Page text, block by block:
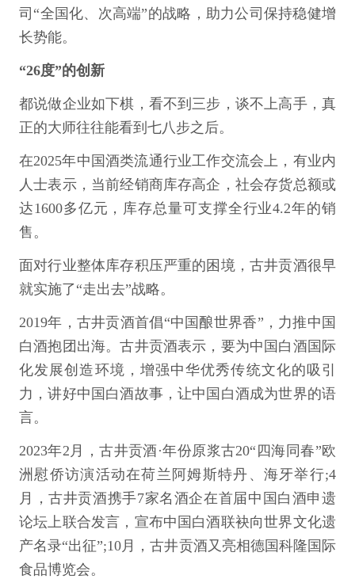
司“全国化、次高端”的战略，助力公司保持稳健增
长势能。
“26度”的创新
都说做企业如下棋，看不到三步，谈不上高手，真
正的大师往往能看到七八步之后。
在2025年中国酒类流通行业工作交流会上，有业内
人士表示，当前经销商库存高企，社会存货总额或
达1600多亿元，库存总量可支撑全行业4.2年的销
售。
面对行业整体库存积压严重的困境，古井贡酒很早
就实施了“走出去”战略。
2019年，古井贡酒首倡“中国酿世界香”，力推中国
白酒抱团出海。古井贡酒表示，要为中国白酒国际
化发展创造环境，增强中华优秀传统文化的吸引
力，讲好中国白酒故事，让中国白酒成为世界的语
言。
2023年2月，古井贡酒·年份原浆古20“四海同春”欧
洲慰侨访演活动在荷兰阿姆斯特丹、海牙举行;4
月，古井贡酒携手7家名酒企在首届中国白酒申遗
论坛上联合发言，宣布中国白酒联袂向世界文化遗
产名录“出征”;10月，古井贡酒又亮相德国科隆国际
食品博览会。